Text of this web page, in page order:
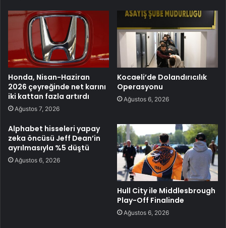
Honda, Nisan-Haziran
2026 çeyreğinde net karını
iki kattan fazla artırdı
Ağustos 7, 2026
Kocaeli’de Dolandırıcılık
Operasyonu
Ağustos 6, 2026
Alphabet hisseleri yapay
zeka öncüsü Jeff Dean’in
ayrılmasıyla %5 düştü
Ağustos 6, 2026
Hull City ile Middlesbrough
Play-Off Finalinde
Ağustos 6, 2026